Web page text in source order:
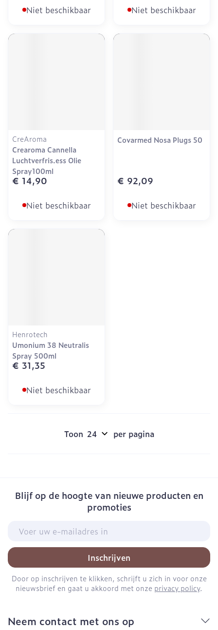
Niet beschikbaar Niet beschikbaar
CreAroma
Crearoma Cannella
Luchtverfris.ess Olie
Spray100ml
€ 14,90
Niet beschikbaar
Covarmed Nosa Plugs 50
€ 92,09
Niet beschikbaar
Henrotech
Umonium 38 Neutralis
Spray 500ml
€ 31,35
Niet beschikbaar
Toon per pagina
Blijf op de hoogte van nieuwe producten en
promoties
Inschrijven
Door op inschrijven te klikken, schrijft u zich in voor onze
nieuwsbrief en gaat u akkoord met onze privacy policy.
Neem contact met ons op